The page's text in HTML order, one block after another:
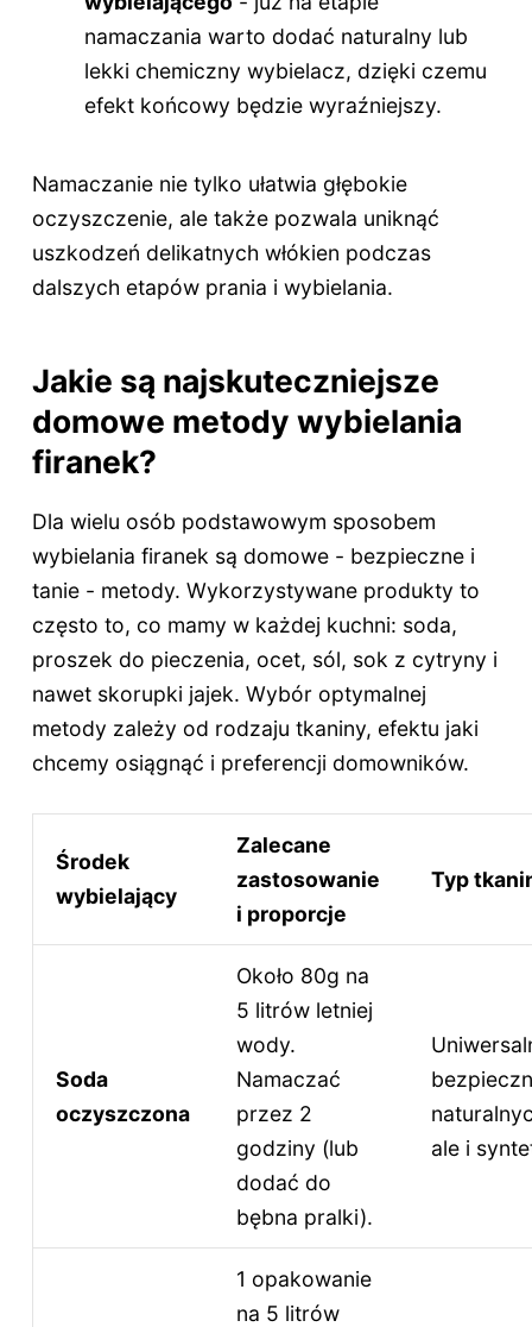
namaczania warto dodać naturalny lub
lekki chemiczny wybielacz, dzięki czemu
efekt końcowy będzie wyraźniejszy.
Namaczanie nie tylko ułatwia głębokie
oczyszczenie, ale także pozwala uniknąć
uszkodzeń delikatnych włókien podczas
dalszych etapów prania i wybielania.
Jakie są najskuteczniejsze
domowe metody wybielania
firanek?
Dla wielu osób podstawowym sposobem
wybielania firanek są domowe - bezpieczne i
tanie - metody. Wykorzystywane produkty to
często to, co mamy w każdej kuchni: soda,
proszek do pieczenia, ocet, sól, sok z cytryny i
nawet skorupki jajek. Wybór optymalnej
metody zależy od rodzaju tkaniny, efektu jaki
chcemy osiągnąć i preferencji domowników.
Środek
wybielający
Zalecane
zastosowanie
i proporcje
Typ
Soda
oczyszczona
Około 80g na
5 litrów letniej
wody.
Namaczać
przez 2
godziny (lub
dodać do
bębna pralki).
ale i
1 opakowanie
na 5 litrów